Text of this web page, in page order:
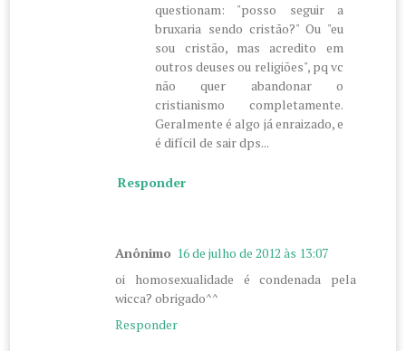
questionam: "posso seguir a
bruxaria sendo cristão?" Ou "eu
sou cristão, mas acredito em
outros deuses ou religiões", pq vc
não quer abandonar o
cristianismo completamente.
Geralmente é algo já enraizado, e
é difícil de sair dps...
Responder
Anônimo 16 de julho de 2012 às 13:07
oi homosexualidade é condenada pela
wicca? obrigado^^
Responder